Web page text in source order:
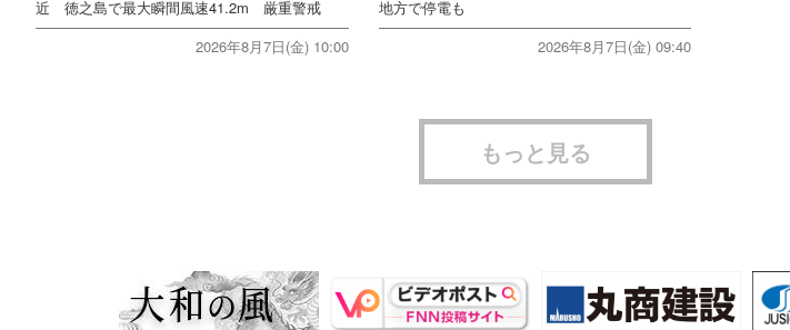
近 徳之島で最大瞬間風速41.2m 厳重警戒
2026年8月7日(金) 10:00
地方で停電も
2026年8月7日(金) 09:40
もっと見る